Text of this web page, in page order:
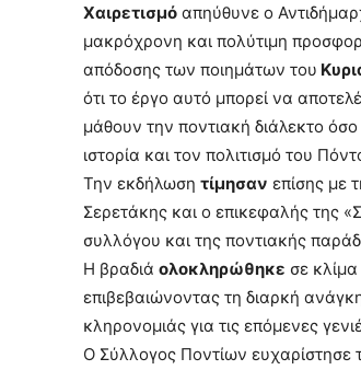
Χαιρετισμό απηύθυνε ο
μακρόχρονη και πολύτιμη
απόδοσης των ποιημάτων του
ότι το έργο αυτό μπορεί να
μάθουν την ποντιακή διάλεκτο
ιστορία και τον πολιτισμό του
Την εκδήλωση τίμησαν επίσης με
Σερετάκης και ο επικεφαλής της
συλλόγου και της ποντιακής
Η βραδιά ολοκληρώθηκε σε
επιβεβαιώνοντας τη διαρκή
κληρονομιάς για τις επόμενες
Ο Σύλλογος Ποντίων ευχαρίστησε